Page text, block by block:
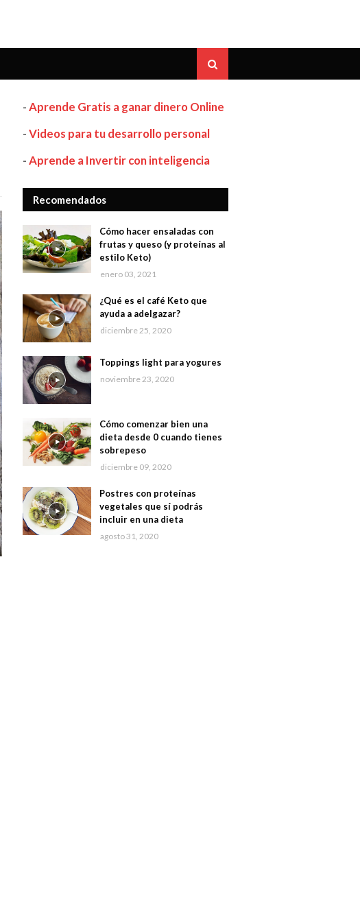
-Aprende Gratis a ganar dinero Online
-Videos para tu desarrollo personal
-Aprende a Invertir con inteligencia
Recomendados
Cómo hacer ensaladas con
frutas y queso (y proteínas al
estilo Keto)
enero 03, 2021
¿Qué es el café Keto que
ayuda a adelgazar?
diciembre 25, 2020
Toppings light para yogures
noviembre 23, 2020
Cómo comenzar bien una
dieta desde 0 cuando tienes
sobrepeso
diciembre 09, 2020
Postres con proteínas
vegetales que sí podrás
incluir en una dieta
agosto 31, 2020